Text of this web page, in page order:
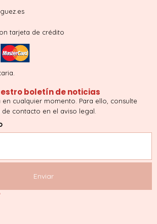
tarjeta de crédito
boletín de noticias
en cualquier momento. Para ello, consulte
contacto en el aviso legal.